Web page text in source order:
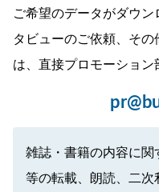
ご希望のデータがダウ
タビューのご依頼、そ
は、直接プロモーション
雑誌・書籍の内容に
等の転載、朗読、二次